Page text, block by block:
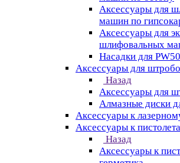
Аксессуары для
машин по
Аксессуары для
шлифовальных
Насадки для
Аксессуары для
Назад
Аксессуары для
Алмазные диски
Аксессуары к
Аксессуары к
Назад
Аксессуары к